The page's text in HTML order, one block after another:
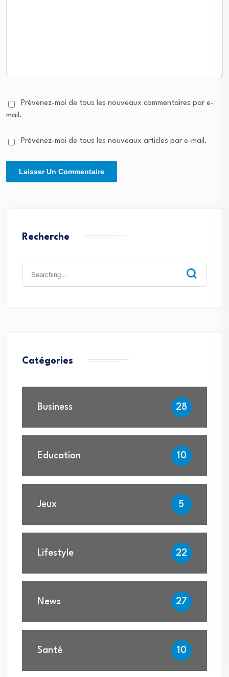
Prévenez-moi de tous les nouveaux commentaires par e-
mail.
Prévenez-moi de tous les nouveaux articles par e-mail.
Recherche
Catégories
Business 28
Education 10
Jeux 5
Lifestyle 22
News 27
Santé 10